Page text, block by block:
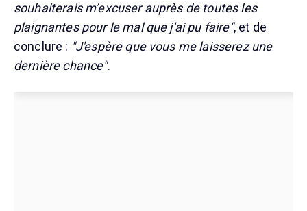
souhaiterais m’excuser auprès de toutes les
plaignantes pour le mal que j'ai pu faire", et de
conclure : "J'espère que vous me laisserez une
dernière chance".